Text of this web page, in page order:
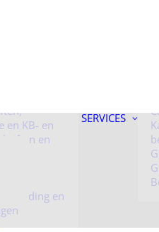
ligt onder
en KB- en
en
en
SERVICES